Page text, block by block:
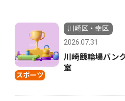
スポーツ
川崎区・幸区
2026.07.31
川崎競輪場バン
室